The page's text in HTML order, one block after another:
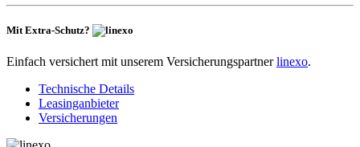
Mit Extra-Schutz?
Einfach versichert mit unserem Versicherungspartnerlinexo.
Technische Details
Leasinganbieter
Versicherungen